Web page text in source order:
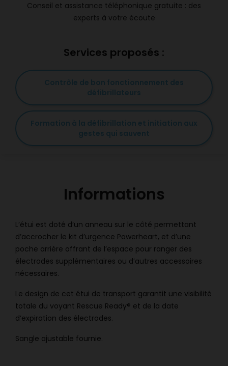
Conseil et assistance téléphonique gratuite : des
experts à votre écoute
Services proposés :
Contrôle de bon fonctionnement des
défibrillateurs
Formation à la défibrillation et initiation aux
gestes qui sauvent
Informations
L’étui est doté d’un anneau sur le côté permettant
d’accrocher le kit d’urgence Powerheart, et d’une
poche arrière offrant de l’espace pour ranger des
électrodes supplémentaires ou d’autres accessoires
nécessaires.
Le design de cet étui de transport garantit une visibilité
totale du voyant Rescue Ready® et de la date
d’expiration des électrodes.
Sangle ajustable fournie.